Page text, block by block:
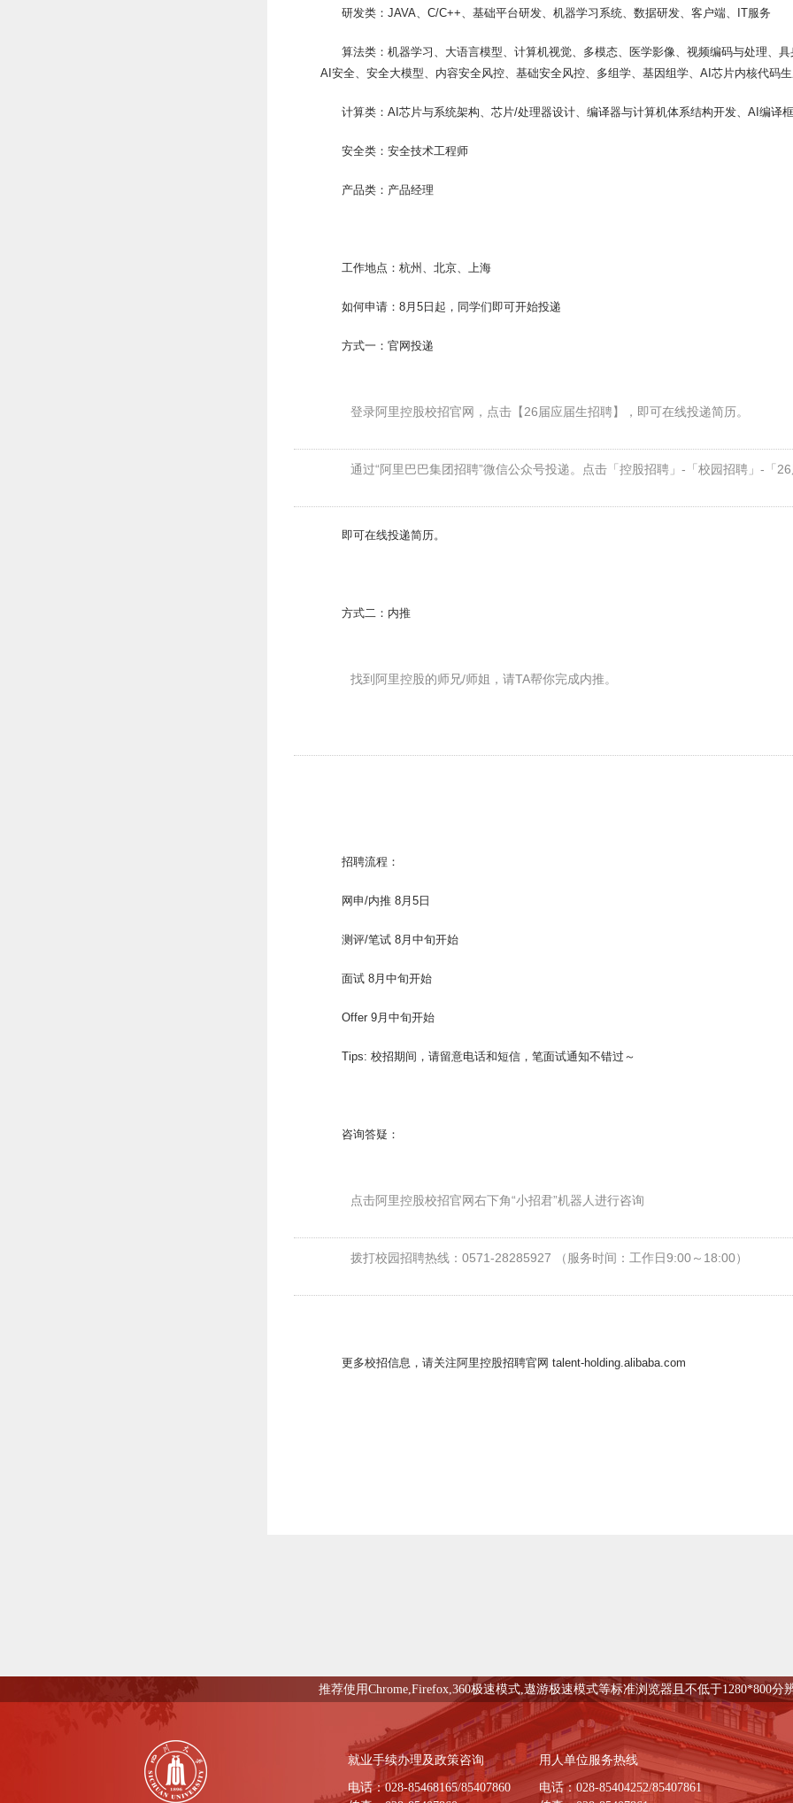
研发类：JAVA、C/C++、基础平台研发、机器学习系统、数据研发、客户端、IT服务
算法类：机器学习、大语言模型、计算机视觉、多模态、医学影像、视频编码与处理、
AI安全、安全大模型、内容安全风控、基础安全风控、多组学、基因组学、AI芯片内核代码
计算类：AI芯片与系统架构、芯片/处理器设计、编译器与计算机体系结构开发、AI编译
安全类：安全技术工程师
产品类：产品经理
工作地点：杭州、北京、上海
如何申请：8月5日起，同学们即可开始投递
方式一：官网投递
登录阿里控股校招官网，点击【26届应届生招聘】，即可在线投递简历。
通过“阿里巴巴集团招聘”微信公众号投递。点击「控股招聘」-「校园招聘」-「26
即可在线投递简历。
方式二：内推
找到阿里控股的师兄/师姐，请TA帮你完成内推。
招聘流程：
网申/内推 8月5日
测评/笔试 8月中旬开始
面试 8月中旬开始
Offer 9月中旬开始
Tips: 校招期间，请留意电话和短信，笔面试通知不错过～
咨询答疑：
点击阿里控股校招官网右下角“小招君”机器人进行咨询
拨打校园招聘热线：0571-28285927 （服务时间：工作日9:00～18:00）
更多校招信息，请关注阿里控股招聘官网 talent-holding.alibaba.com
推荐使用Chrome,Firefox,360极速模式,遨游极速模式等标准浏览器且不低于1280*800分
就业手续办理及政策咨询
电话：028-85468165/85407860
用人单位服务热线
电话：028-85404252/85407861